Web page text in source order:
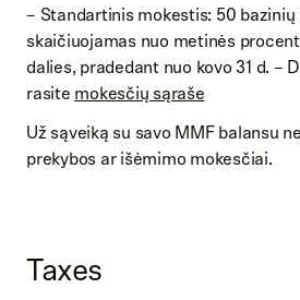
– Standartinis mokestis: 50 bazinių
skaičiuojamas nuo metinės
dalies, pradedant nuo kovo 31 d. –
rasitemokesčių sąraše
Už sąveiką su savo MMF balansu
prekybos ar išėmimo mokesčiai.
Taxes